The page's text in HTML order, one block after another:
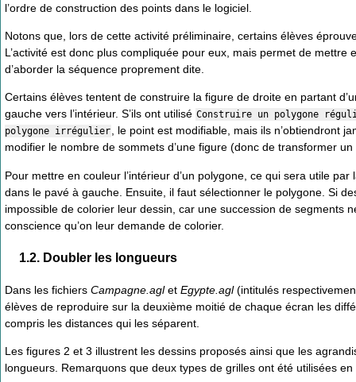
l’ordre de construction des points dans le logiciel.
Notons que, lors de cette activité préliminaire, certains élèves
L’activité est donc plus compliquée pour eux, mais permet de
d’aborder la séquence proprement dite.
Certains élèves tentent de construire la figure de droite en partant
gauche vers l’intérieur. S’ils ont utilisé Construire un polygone
polygone irrégulier, le point est modifiable, mais ils n’obtiendront
modifier le nombre de sommets d’une figure (donc de transformer
Pour mettre en couleur l’intérieur d’un polygone, ce qui sera utile
dans le pavé à gauche. Ensuite, il faut sélectionner le polygone. Si
impossible de colorier leur dessin, car une succession de segments
conscience qu’on leur demande de colorier.
1.2. Doubler les longueurs
Dans les fichiers Campagne.aglet Egypte.agl(intitulés
élèves de reproduire sur la deuxième moitié de chaque écran les
compris les distances qui les séparent.
Les figures 2 et 3 illustrent les dessins proposés ainsi que les
longueurs. Remarquons que deux types de grilles ont été utilisées